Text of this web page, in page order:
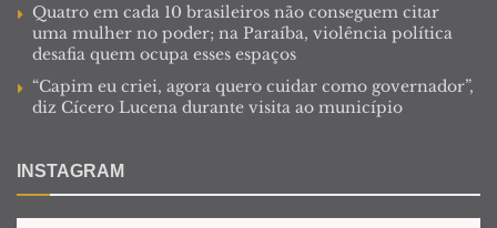
Quatro em cada 10 brasileiros não conseguem citar
uma mulher no poder; na Paraíba, violência política
desafia quem ocupa esses espaços
“Capim eu criei, agora quero cuidar como governador”,
diz Cícero Lucena durante visita ao município
INSTAGRAM